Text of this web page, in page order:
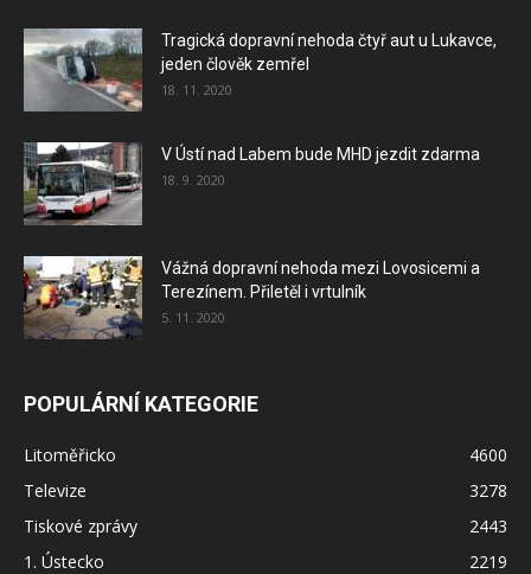
Tragická dopravní nehoda čtyř aut u Lukavce,
jeden člověk zemřel
18. 11. 2020
V Ústí nad Labem bude MHD jezdit zdarma
18. 9. 2020
Vážná dopravní nehoda mezi Lovosicemi a
Terezínem. Přiletěl i vrtulník
5. 11. 2020
POPULÁRNÍ KATEGORIE
Litoměřicko
4600
Televize
3278
Tiskové zprávy
2443
1. Ústecko
2219